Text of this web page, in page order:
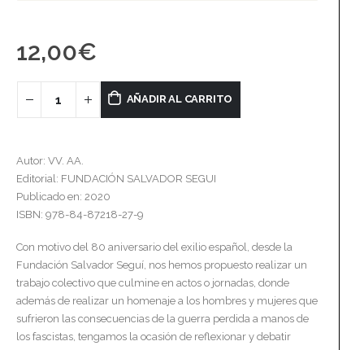
12,00€
AÑADIR AL CARRITO
Autor: VV. AA.
Editorial: FUNDACIÓN SALVADOR SEGUI
Publicado en: 2020
ISBN: 978-84-87218-27-9
Con motivo del 80 aniversario del exilio español, desde la
Fundación Salvador Seguí, nos hemos propuesto realizar un
trabajo colectivo que culmine en actos o jornadas, donde
además de realizar un homenaje a los hombres y mujeres que
sufrieron las consecuencias de la guerra perdida a manos de
los fascistas, tengamos la ocasión de reflexionar y debatir